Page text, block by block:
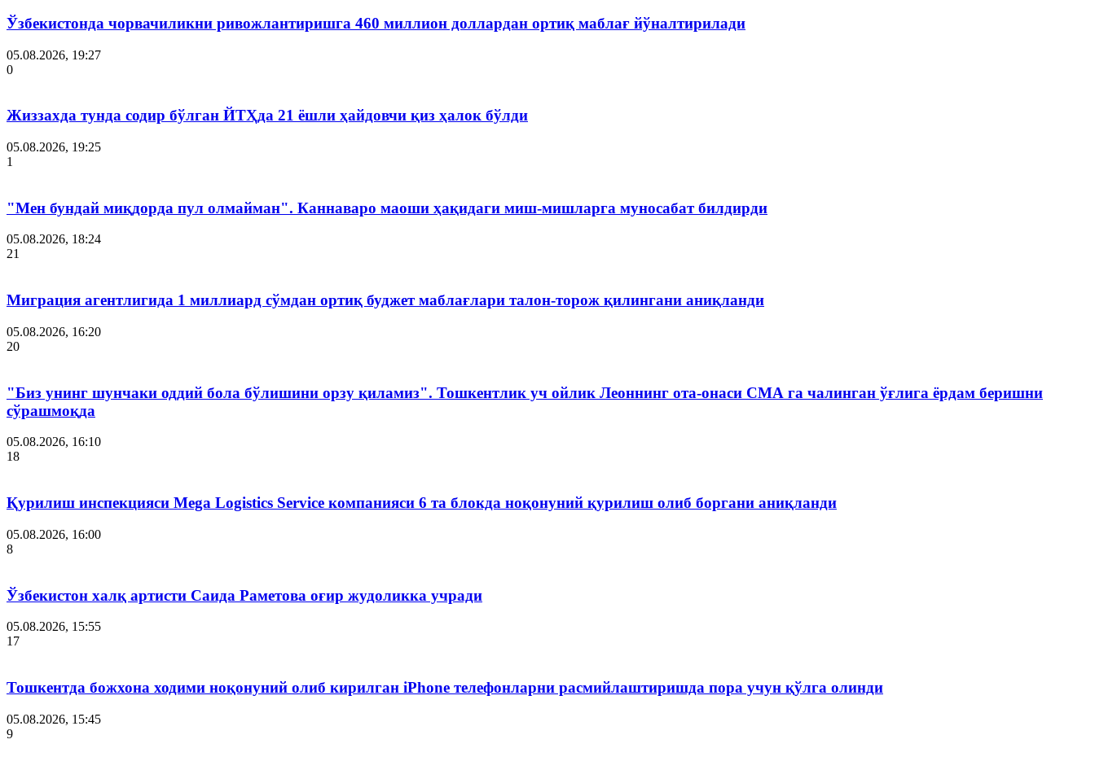
Ўзбекистонда чорвачиликни ривожлантиришга 460 миллион доллардан ортиқ маблағ йўналтирилади
05.08.2026, 19:27
0
Жиззахда тунда содир бўлган ЙТҲда 21 ёшли ҳайдовчи қиз ҳалок бўлди
05.08.2026, 19:25
1
"Мен бундай миқдорда пул олмайман". Каннаваро маоши ҳақидаги миш-мишларга муносабат билдирди
05.08.2026, 18:24
21
Миграция агентлигида 1 миллиард сўмдан ортиқ буджет маблағлари талон-торож қилингани аниқланди
05.08.2026, 16:20
20
"Биз унинг шунчаки оддий бола бўлишини орзу қиламиз". Тошкентлик уч ойлик Леоннинг ота-онаси СМА га чалинган ўғлига ёрдам беришни
сўрашмоқда
05.08.2026, 16:10
18
Қурилиш инспекцияси Мega Logistics Service компанияси 6 та блокда ноқонуний қурилиш олиб боргани аниқланди
05.08.2026, 16:00
8
Ўзбекистон халқ артисти Саида Раметова оғир жудоликка учради
05.08.2026, 15:55
17
Тошкентда божхона ходими ноқонуний олиб кирилган iPhone телефонларни расмийлаштиришда пора учун қўлга олинди
05.08.2026, 15:45
9